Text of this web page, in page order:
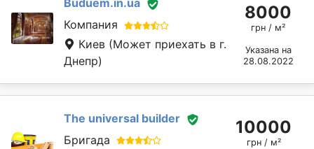
Buduem.in.ua
Компания
Киев (Может приехать в г.
Днепр)
8000
грн / м²
Указана на
28.08.2022
The universal builder
Бригада
10000
грн / м²